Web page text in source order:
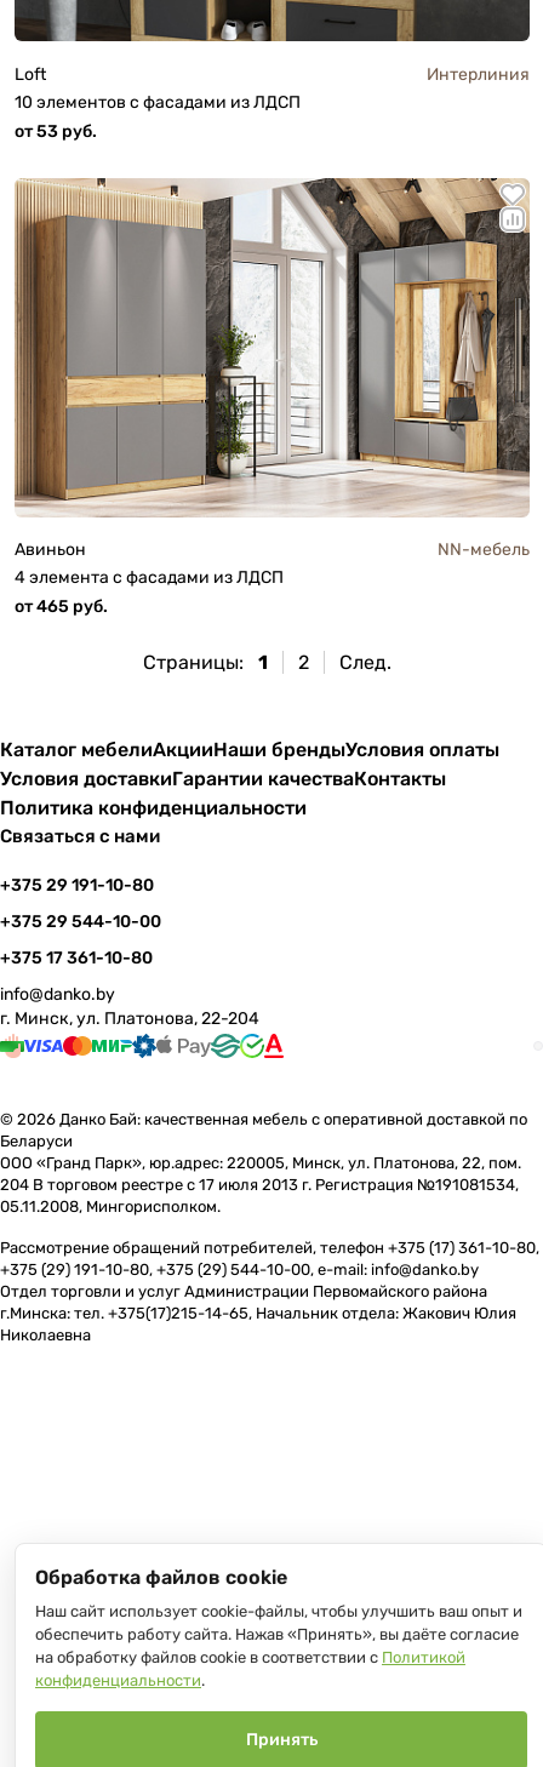
Loft
Интерлиния
10 элементов с фасадами из ЛДСП
от 53 руб.
Авиньон
NN-мебель
4 элемента с фасадами из ЛДСП
от 465 руб.
Страницы: 1 2 След.
Каталог мебелиАкцииНаши брендыУсловия оплаты
Условия доставкиГарантии качестваКонтакты
Политика конфиденциальности
Связаться с нами
+375 29 191-10-80
+375 29 544-10-00
+375 17 361-10-80
info@danko.by
г. Минск, ул. Платонова, 22-204
© 2026 Данко Бай: качественная мебель с оперативной доставкой по
Беларуси
ООО «Гранд Парк», юр.адрес: 220005, Минск, ул. Платонова, 22, пом.
204 В торговом реестре с 17 июля 2013 г. Регистрация №191081534,
05.11.2008, Мингорисполком.
Рассмотрение обращений потребителей, телефон +375 (17) 361-10-80,
+375 (29) 191-10-80, +375 (29) 544-10-00, e-mail: info@danko.by
Отдел торговли и услуг Администрации Первомайского района
г.Минска: тел. +375(17)215-14-65, Начальник отдела: Жакович Юлия
Николаевна
Обработка файлов cookie
Наш сайт использует cookie-файлы, чтобы улучшить ваш опыт и
обеспечить работу сайта. Нажав «Принять», вы даёте согласие
на обработку файлов cookie в соответствии с Политикой
конфиденциальности.
Принять